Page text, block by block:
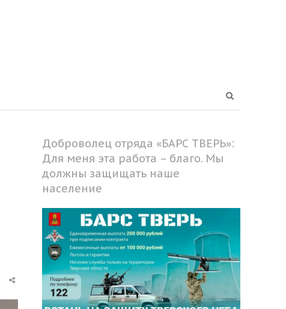
Share
post
Доброволец отряда «БАРС ТВЕРЬ»:
Для меня эта работа – благо. Мы
должны защищать наше
население